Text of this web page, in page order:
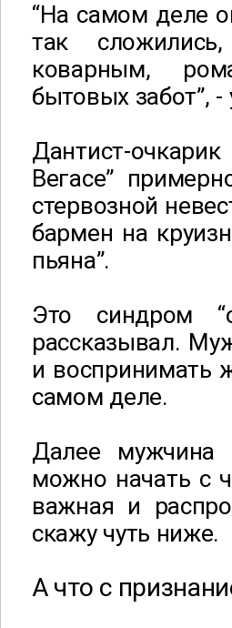
“На самом деле
так
коварным,
бытовых забот”,
Дантист-
Вегасе”
стервозной
бармен на
пьяна”.
Это синдром
рассказывал.
и воспринимать
самом деле.
Далее мужчина
можно начать с
важная и
скажу чуть ниже.
А что с